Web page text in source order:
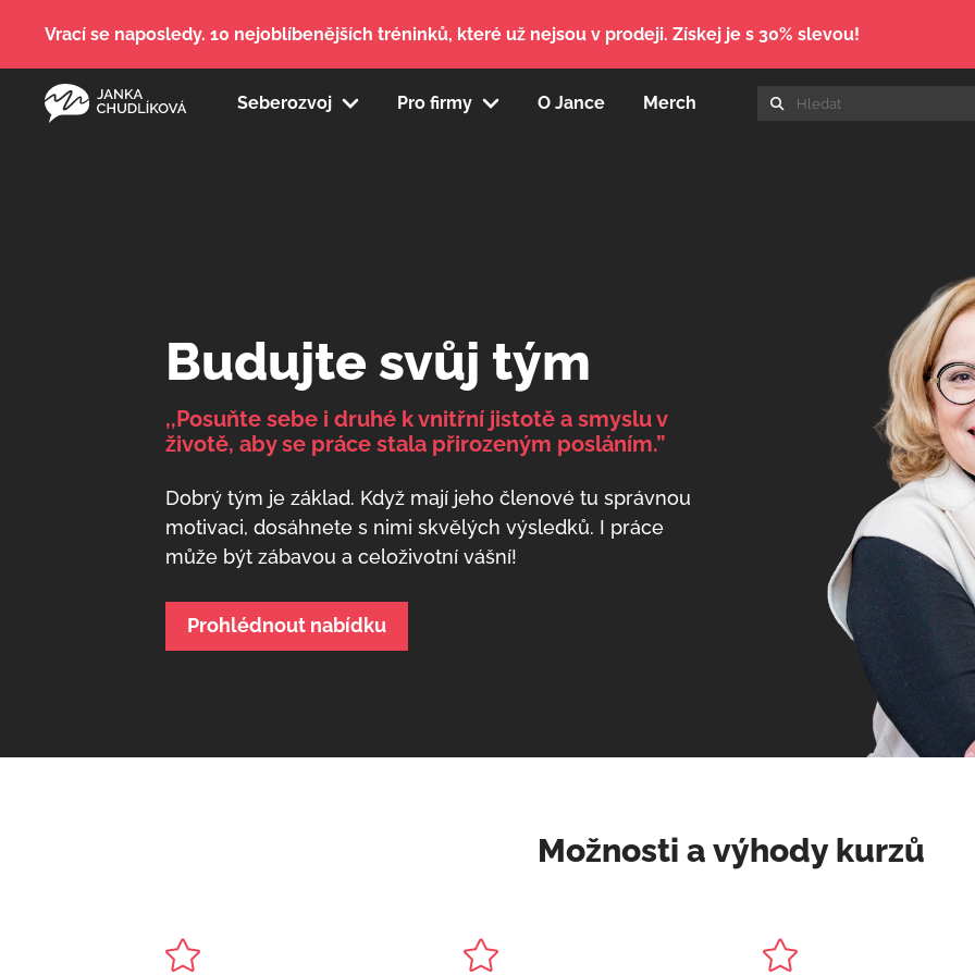
Vrací se naposledy. 10 nejoblíbenějších tréninků, které už nejsou v prodeji. Získej je s 30% slevou!
Seberozvoj Pro firmy O Jance Merch
Budujte svůj tým
,,Posuňte sebe i druhé k vnitřní jistotě a smyslu v
životě, aby se práce stala přirozeným posláním.”
Dobrý tým je základ. Když mají jeho členové tu správnou
motivaci, dosáhnete s nimi skvělých výsledků. I práce
může být zábavou a celoživotní vášní!
Prohlédnout nabídku
Možnosti a výhody kurzů
  